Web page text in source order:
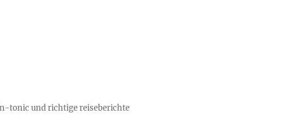
tonic und richtige reiseberichte